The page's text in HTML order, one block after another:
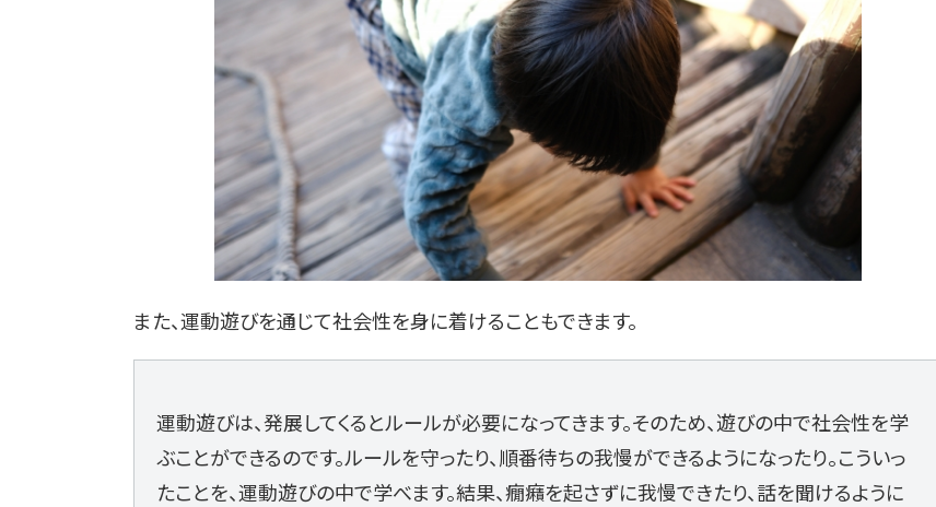
また、運動遊びを通じて社会性を身に着けることもできます。
運動遊びは、発展してくるとルールが必要になってきます。そのため、遊びの中で社会性を学
ぶことができるのです。ルールを守ったり、順番待ちの我慢ができるようになったり。こういっ
たことを、運動遊びの中で学べます。結果、癇癪を起さずに我慢できたり、話を聞けるように